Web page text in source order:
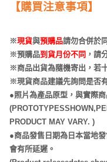
【購買注意事項】
※現貨與預購品請勿合併於
※預購品到貨月份不同 ，請
※商品出貨為隨機寄出，若
※現貨商品建議先詢問是否
●照片為產品原型，與實際商
PRODUCT MAY VARY. )
●商品發售日期為日本當地
會有所延遲。